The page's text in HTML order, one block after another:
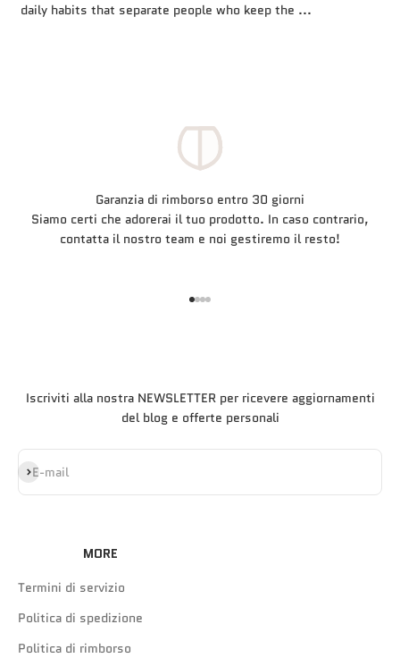
daily habits that separate people who keep the ...
Garanzia di rimborso entro 30 giorni
Siamo certi che adorerai il tuo prodotto. In caso contrario,
contatta il nostro team e noi gestiremo il resto!
Iscriviti alla nostra NEWSLETTER per ricevere aggiornamenti
del blog e offerte personali
E-mail
Iscriviti alla newsletter
MORE
Termini di servizio
Politica di spedizione
Politica di rimborso